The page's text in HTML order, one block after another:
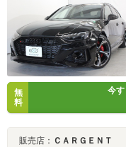
無
料
今
販売店： ＣＡＲＧＥＮＴ